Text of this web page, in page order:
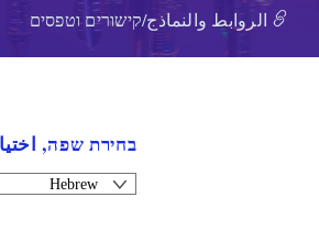
الروابط والنماذج/קישורים וטפסים
בחירת שפה,